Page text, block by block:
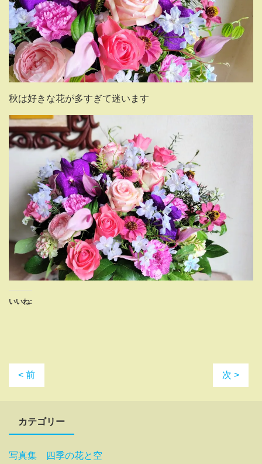
秋は好きな花が多すぎて迷います
いいね:
< 前 次 >
カテゴリー
写真集 四季の花と空